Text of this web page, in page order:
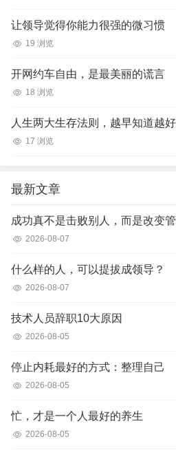
让领导觉得你能力很强的微习惯
19 浏览
开网约车自由，是最美丽的谎言
18 浏览
人生两大生存法则，越早知道越好
17 浏览
最新文章
成功真不是击败别人，而是改变
2026-08-07
什么样的人，可以提拔成领导？
2026-08-07
技术人员辞职10大原因
2026-08-05
停止内耗最好的方式：整理自己
2026-08-05
忙，才是一个人最好的养生
2026-08-05